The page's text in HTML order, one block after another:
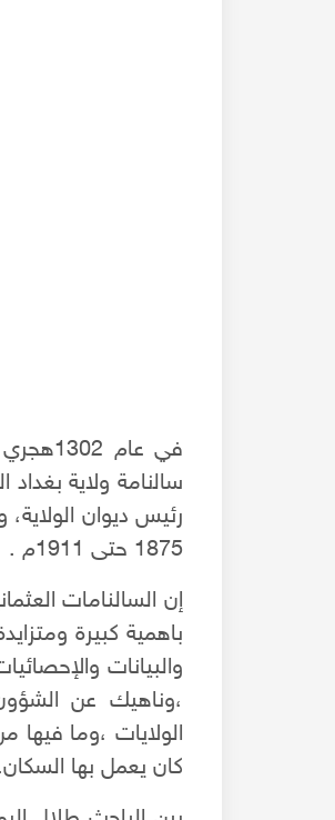
ﺳﺎﻟﻧﺎﻣﺔ ﻭﻻﻳﺔ
رئيس ديوان
1875 حتى 1911م .
إن السالنامات
باهمية كبيرة
والبيانات
،وناهيك عن
الولايات ،وما
كان يعمل بها
أبو أحمد حلاق صانع العجة